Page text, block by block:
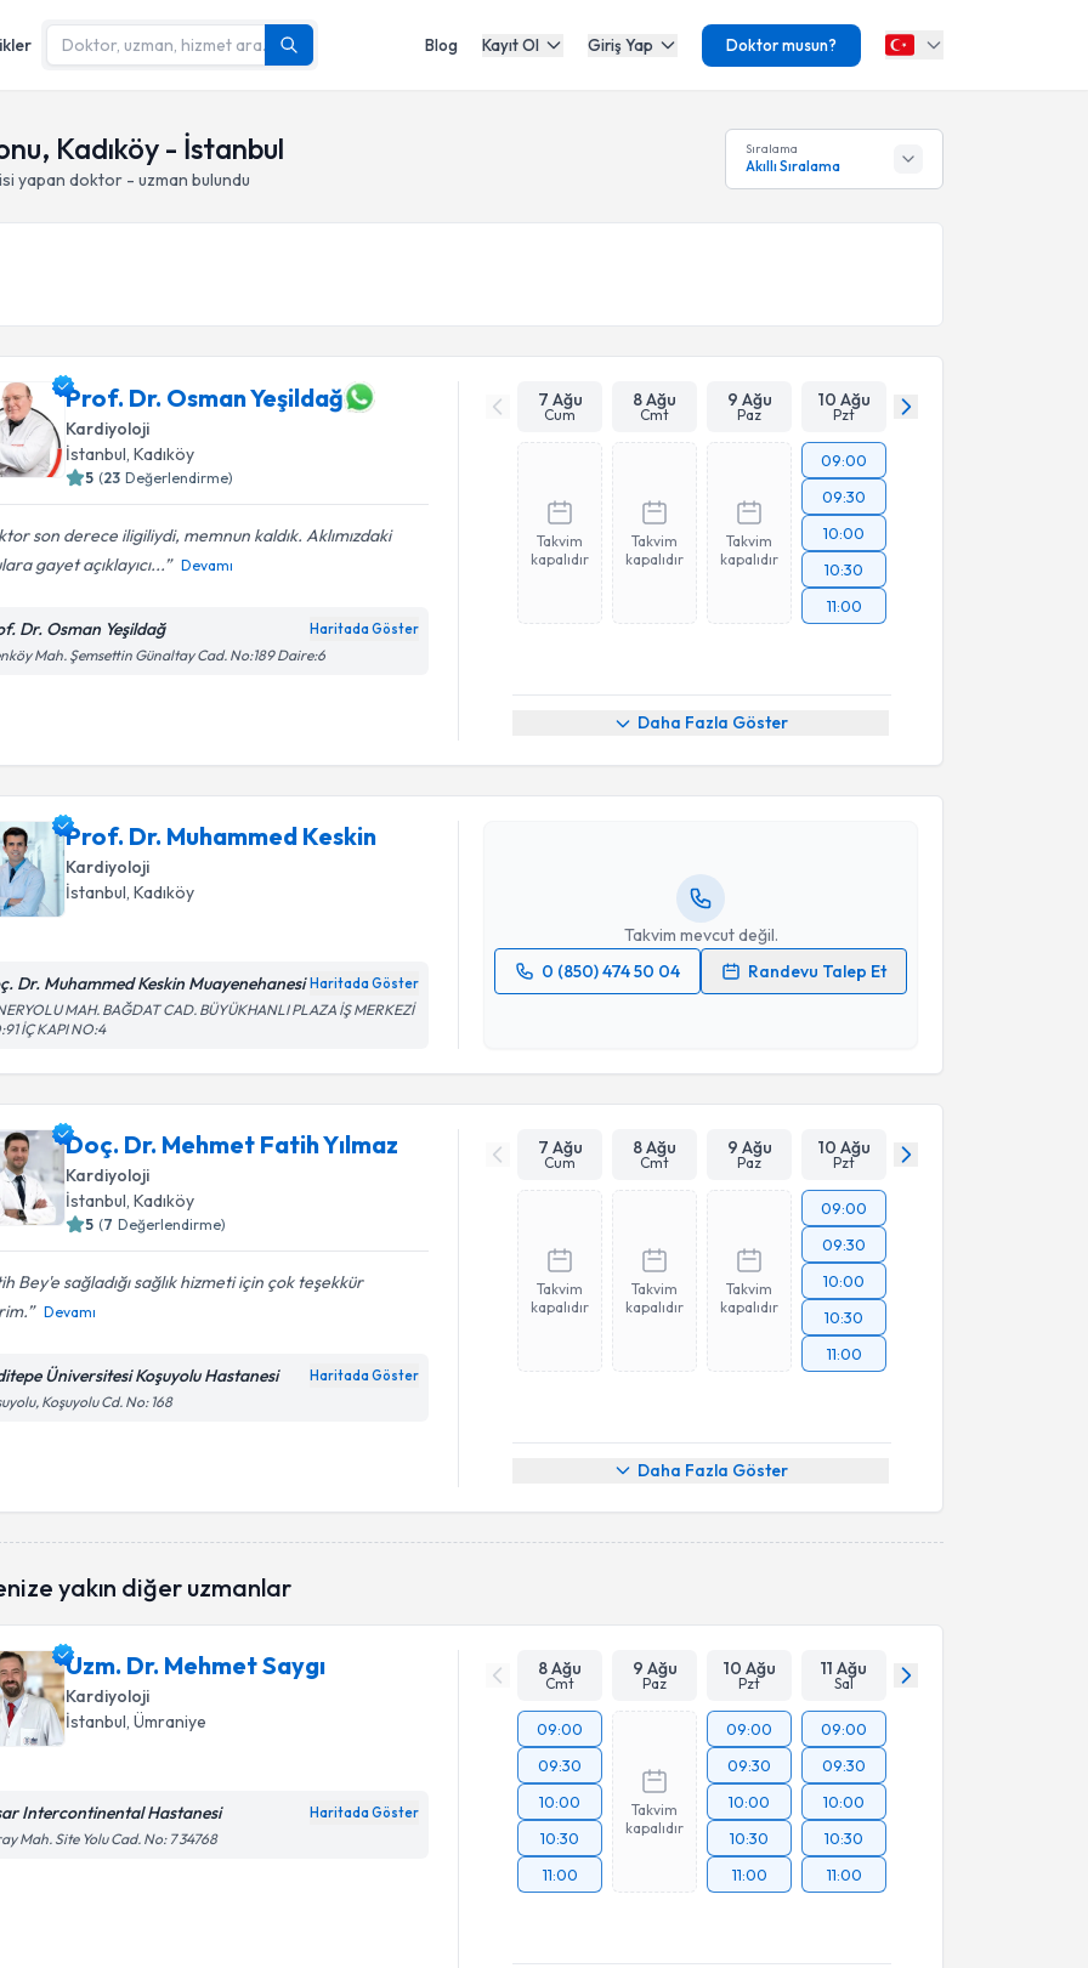
Blog Kayıt Ol Giriş Yap Doktor musun?
Kadıköy - İstanbul
yapan doktor - uzman bulundu
Sıralama
Akıllı Sıralama
Prof. Dr. Osman Yeşildağ
Kardiyoloji
İstanbul, Kadıköy
5 (23 Değerlendirme)
son derece iligiliydi, memnun kaldık. Aklımızdaki
gayet açıklayıcı...
Devamı
Dr. Osman Yeşildağ Haritada Göster
Mah. Şemsettin Günaltay Cad. No:189 Daire:6
7 Ağu
Cum
8 Ağu
Cmt
9 Ağu
Paz
10 Ağu
Pzt
Takvim
kapalıdır
Takvim
kapalıdır
Takvim
kapalıdır
09:00
09:30
10:00
10:30
11:00
Daha Fazla Göster
Prof. Dr. Muhammed Keskin
Kardiyoloji
İstanbul , Kadıköy
Dr. Muhammed Keskin Muayenehanesi Haritada Göster
MAH. BAĞDAT CAD. BÜYÜKHANLI PLAZA İŞ MERKEZİ
İÇ KAPI NO:4
Takvim mevcut değil.
0 (850) 474 50 04
Randevu Talep Et
Randevu Takvimi Talebi
Prof. Dr. Muhammed Keskiniçin randevu takvimi talebi
oluşturun. Size bu uzmandan randevu almanız için bir takvim
Doç. Dr. Mehmet Fatih Yılmaz
Kardiyoloji
İstanbul , Kadıköy
5 (7 Değerlendirme)
Bey'e sağladığı sağlık hizmeti için çok teşekkür
Devamı
Üniversitesi Koşuyolu Hastanesi Haritada Göster
Koşuyolu Cd. No: 168
7 Ağu
Cum
8 Ağu
Cmt
9 Ağu
Paz
10 Ağu
Pzt
Takvim
kapalıdır
Takvim
kapalıdır
Takvim
kapalıdır
09:00
09:30
10:00
10:30
11:00
Daha Fazla Göster
yakın diğer uzmanlar
Uzm. Dr. Mehmet Saygı
Kardiyoloji
İstanbul, Ümraniye
Intercontinental Hastanesi Haritada Göster
Mah. Site Yolu Cad. No: 7 34768
8 Ağu
Cmt
9 Ağu
Paz
10 Ağu
Pzt
11 Ağu
Sal
09:00
09:30
10:00
10:30
11:00
Takvim
kapalıdır
09:00
09:30
10:00
10:30
11:00
09:00
09:30
10:00
10:30
11:00